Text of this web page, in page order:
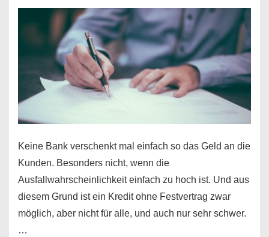
nur
für
Handy
möglich!
Keine Bank verschenkt mal einfach so das Geld an die
Kunden. Besonders nicht, wenn die
Ausfallwahrscheinlichkeit einfach zu hoch ist. Und aus
diesem Grund ist ein Kredit ohne Festvertrag zwar
möglich, aber nicht für alle, und auch nur sehr schwer.
…